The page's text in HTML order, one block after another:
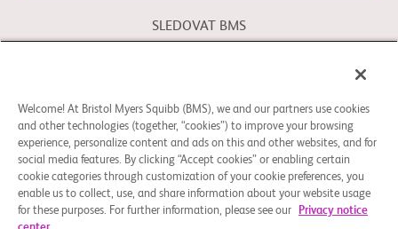
SLEDOVAT BMS
Právní podmínky
Zásady ochrany osobních údajů
Předvolby souborů cookie
Obraťte se na naši kontaktní osobu pro ochranu osobních
údajů v Evropské unii pomocíEUDPO@BMS.com, chcete-li
uplatnit Vaše práva ochrany osobních údajů a také máte-li
jakékoli obavy nebo dotazy týkající se zacházení s Vašimi
Welcome! At Bristol Myers Squibb (BMS), we and our partners use cookies
and other technologies (together, “cookies”) to improve your browsing
experience, personalize content and ads on this and other websites, and for
social media features. By clicking “Accept cookies” or enabling certain
cookie categories through customization of your cookie preferences, you
enable us to collect, use, and share information about your website usage
for these purposes. For further information, please see our
Privacy notice